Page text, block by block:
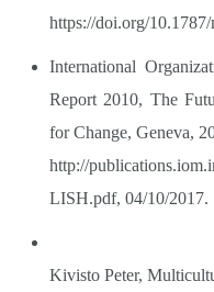
https://doi.org/
International
Report 2010, The
for Change, Geneva,
http://
LISH.pdf, 04/10/2017.
Kivisto Peter,